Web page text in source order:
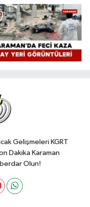
Gelişmeleri KGRT
Dakika Karaman
Olun!